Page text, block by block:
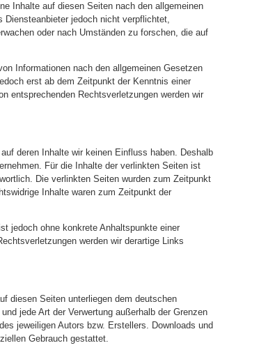
Inhalte auf diesen Seiten nach den allgemeinen
jedoch nicht verpflichtet,
oder nach Umständen zu forschen, die auf
Informationen nach den allgemeinen Gesetzen
erst ab dem Zeitpunkt der Kenntnis einer
entsprechenden Rechtsverletzungen werden wir
deren Inhalte wir keinen Einfluss haben. Deshalb
Für die Inhalte der verlinkten Seiten ist
Die verlinkten Seiten wurden zum Zeitpunkt
Inhalte waren zum Zeitpunkt der
jedoch ohne konkrete Anhaltspunkte einer
werden wir derartige Links
diesen Seiten unterliegen dem deutschen
jede Art der Verwertung außerhalb der Grenzen
jeweiligen Autors bzw. Erstellers. Downloads und
Gebrauch gestattet.